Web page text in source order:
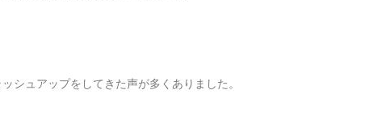
シュアップをしてきた声が多くありました。